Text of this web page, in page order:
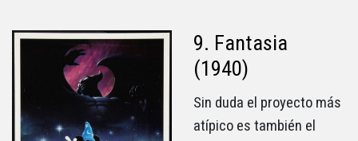
9. Fantasia
(1940)
Sin duda el proyecto más
atípico es también el